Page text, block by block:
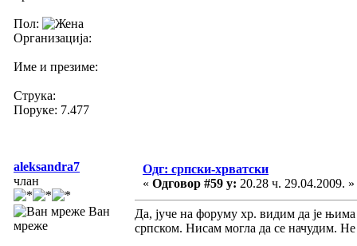
Пол:
Организација:
Име и презиме:
Струка:
Поруке: 7.477
aleksandra7
члан
Ван
мреже
Одг: српски-хрватски
« Одговор #59 у: 20.28 ч. 29.04.2009. »
Да, јуче на форуму хр. видим да је
српском. Нисам могла да се начудим.